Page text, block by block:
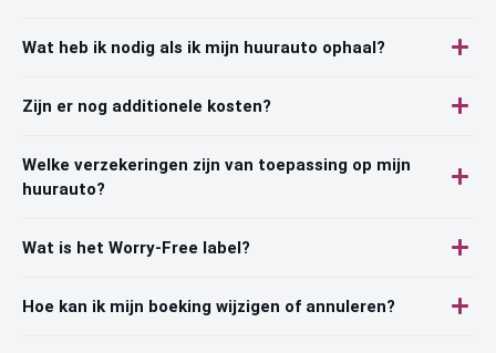
Wat heb ik nodig als ik mijn huurauto ophaal?
Zijn er nog additionele kosten?
Welke verzekeringen zijn van toepassing op mijn
huurauto?
Wat is het Worry-Free label?
Hoe kan ik mijn boeking wijzigen of annuleren?